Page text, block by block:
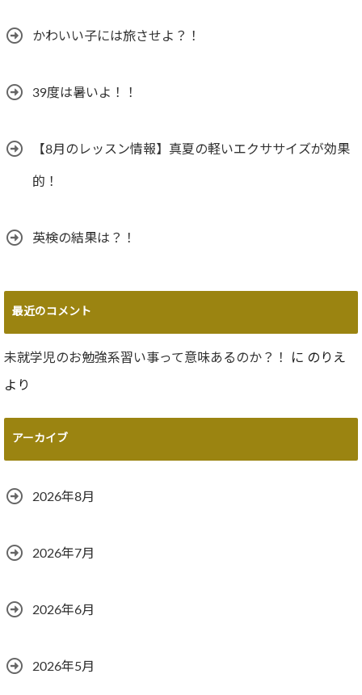
かわいい子には旅させよ？！
39度は暑いよ！！
【8月のレッスン情報】真夏の軽いエクササイズが効果
的！
英検の結果は？！
最近のコメント
未就学児のお勉強系習い事って意味あるのか？！ に のりえ
より
アーカイブ
2026年8月
2026年7月
2026年6月
2026年5月